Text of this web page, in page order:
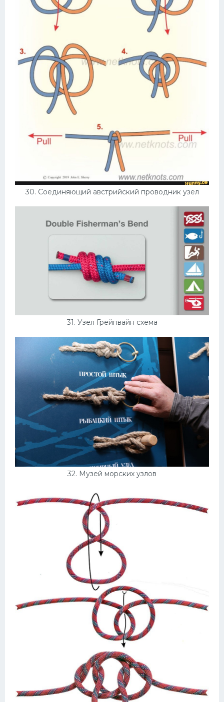
30. Соединяющий австрийский проводник узел
31. Узел Грейпвайн схема
32. Музей морских узлов